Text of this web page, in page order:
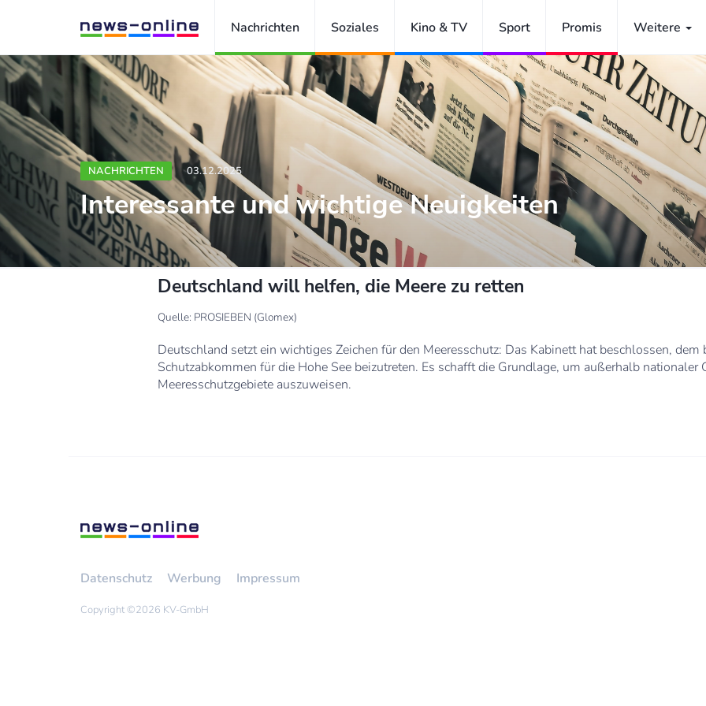
Nachrichten Soziales Kino & TV Sport Promis Weitere
NACHRICHTEN 03.12.2025
Interessante und wichtige Neuigkeiten
Deutschland will helfen, die Meere zu retten
Quelle: PROSIEBEN (Glomex)
Deutschland setzt ein wichtiges Zeichen für den Meeresschutz: Das Kabinett hat beschlossen, dem
Schutzabkommen für die Hohe See beizutreten. Es schafft die Grundlage, um außerhalb nationaler
Meeresschutzgebiete auszuweisen.
Datenschutz Werbung Impressum
Copyright ©2026 KV-GmbH